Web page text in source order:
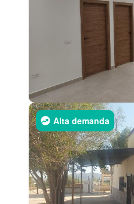
Alta demanda